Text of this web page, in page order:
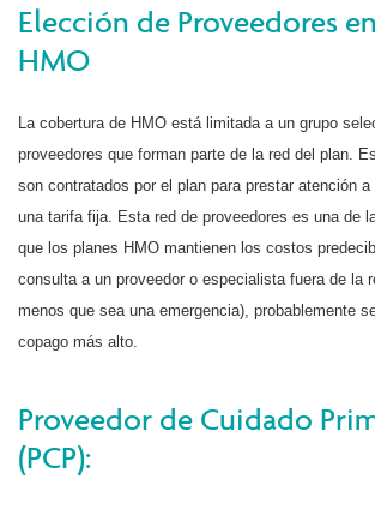
Elección de Proveedores
HMO
La cobertura de HMO está limitada a un grupo
proveedores que forman parte de la red del plan.
son contratados por el plan para prestar atención
una tarifa fija. Esta red de proveedores es una de
que los planes HMO mantienen los costos
consulta a un proveedor o especialista fuera de la
menos que sea una emergencia), probablemente
copago más alto.
Proveedor de Cuidado
(PCP):